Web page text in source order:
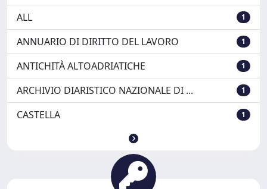
ALL 1
ANNUARIO DI DIRITTO DEL LAVORO 1
ANTICHITÀ ALTOADRIATICHE 1
ARCHIVIO DIARISTICO NAZIONALE DI ... 1
CASTELLA 1